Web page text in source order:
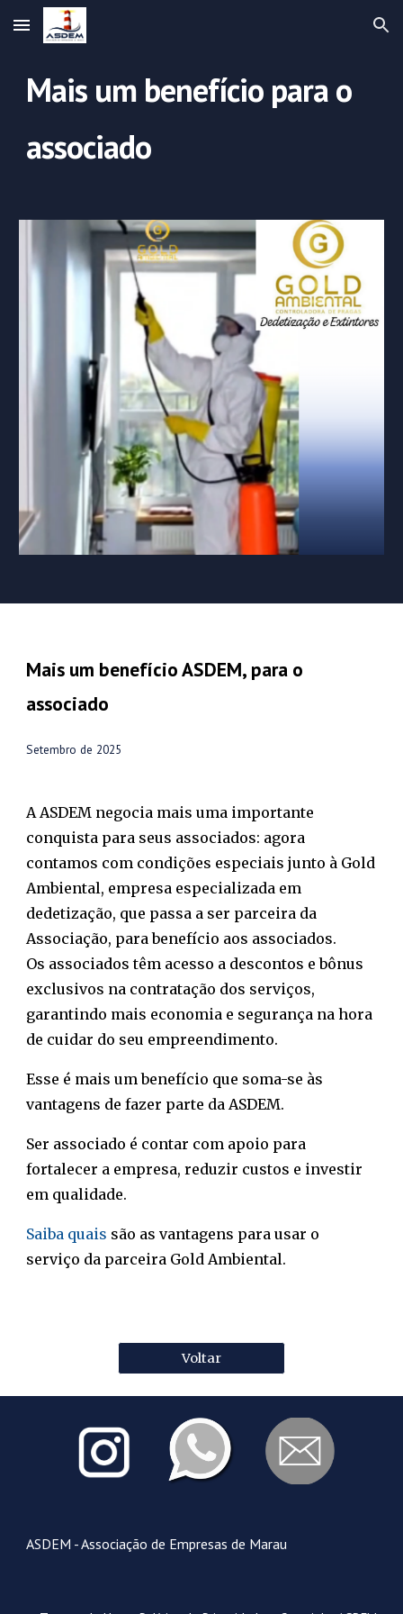
Skip to main content Skip to navigation
Mais um benefício para o
associado
Mais um benefício ASDEM, para o
associado
Setembro de 2025
AASDEM negocia mais uma importante
conquista para seus associados: agora
contamos com condições especiais junto à Gold
Ambiental, empresa especializada em
dedetização, que passa a ser parceira da
Associação, para benefício aos associados.
Os associados têm acesso a descontos e bônus
exclusivos na contratação dos serviços,
garantindo mais economia e segurança na hora
de cuidar do seu empreendimento.
Esse é mais um benefício que soma-se às
vantagens de fazer parte da ASDEM.
Ser associado é contar com apoio para
fortalecer a empresa, reduzir custos e investir
em qualidade.
Saiba quais são as vantagens para usar o
serviço da parceira Gold Ambiental.
Voltar
ASDEM - Associação de Empresas de Marau